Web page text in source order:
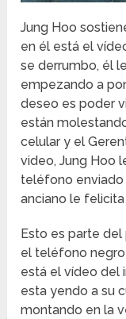
Jung Hoo
en él está el
se derrumbo, él
empezando a
deseo es poder
están
celular y el
video, Jung Hoo
teléfono
anciano le
Esto es parte
el teléfono
está el vídeo del
esta yendo a su
montando en la